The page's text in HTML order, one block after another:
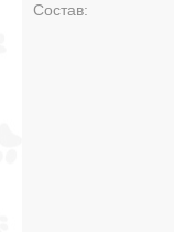
Состав: